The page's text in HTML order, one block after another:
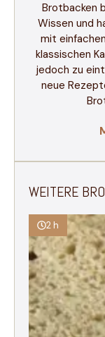
Brotbacken
Wissen und
mit
klassischen
jedoch zu
neue
WEITERE
2 h